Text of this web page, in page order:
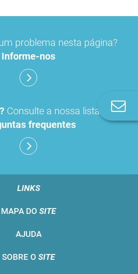
problema nesta página?
Informe-nos
Consulte a nossa lista de
frequentes
LINKS
MAPA DO SITE
AJUDA
SOBRE O SITE